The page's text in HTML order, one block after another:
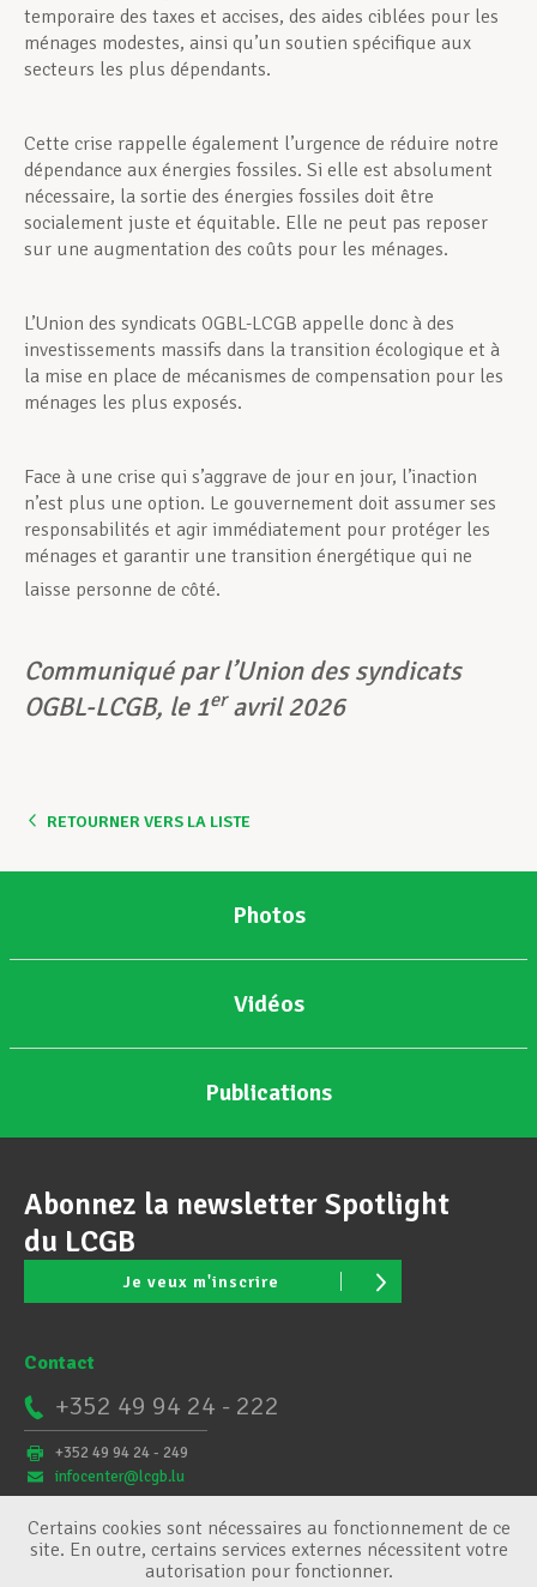
temporaire des taxes et accises, des aides ciblées pour les
ménages modestes, ainsi qu’un soutien spécifique aux
secteurs les plus dépendants.
Cette crise rappelle également l’urgence de réduire notre
dépendance aux énergies fossiles. Si elle est absolument
nécessaire, la sortie des énergies fossiles doit être
socialement juste et équitable. Elle ne peut pas reposer
sur une augmentation des coûts pour les ménages.
L’Union des syndicats OGBL-LCGB appelle donc à des
investissements massifs dans la transition écologique et à
la mise en place de mécanismes de compensation pour les
ménages les plus exposés.
Face à une crise qui s’aggrave de jour en jour, l’inaction
n’est plus une option. Le gouvernement doit assumer ses
responsabilités et agir immédiatement pour protéger les
ménages et garantir une transition énergétique qui ne
laisse personne de côté.
Communiqué par l’Union des syndicats
OGBL-LCGB, le 1eravril 2026
RETOURNER VERS LA LISTE
Photos
Vidéos
Publications
Abonnez la newsletter Spotlight
du LCGB
Je veux m'inscrire
Contact
+352 49 94 24 - 222
+352 49 94 24 - 249
infocenter@lcgb.lu
Certains cookies sont nécessaires au fonctionnement de ce
site. En outre, certains services externes nécessitent votre
autorisation pour fonctionner.